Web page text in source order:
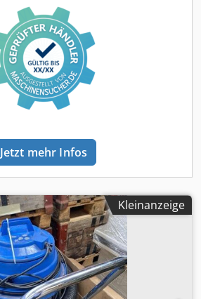
Jetzt mehr Infos
Kleinanzeige